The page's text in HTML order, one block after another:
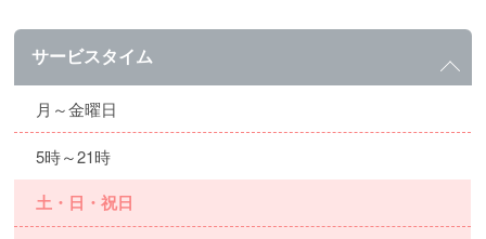
サービスタイム
月～金曜日
5時～21時
土・日・祝日